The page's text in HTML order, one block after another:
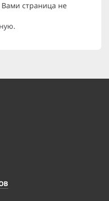
страница не
.